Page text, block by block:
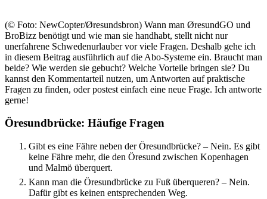
(© Foto: NewCopter/Øresundsbron) Wann man ØresundGO und
BroBizz benötigt und wie man sie handhabt, stellt nicht nur
unerfahrene Schwedenurlauber vor viele Fragen. Deshalb gehe ich
in diesem Beitrag ausführlich auf die Abo-Systeme ein. Braucht man
beide? Wie werden sie gebucht? Welche Vorteile bringen sie? Du
kannst den Kommentarteil nutzen, um Antworten auf praktische
Fragen zu finden, oder postest einfach eine neue Frage. Ich antworte
gerne!
Öresundbrücke: Häufige Fragen
Gibt es eine Fähre neben der Öresundbrücke? – Nein. Es gibt
keine Fähre mehr, die den Öresund zwischen Kopenhagen
und Malmö überquert.
Kann man die Öresundbrücke zu Fuß überqueren? – Nein.
Dafür gibt es keinen entsprechenden Weg.